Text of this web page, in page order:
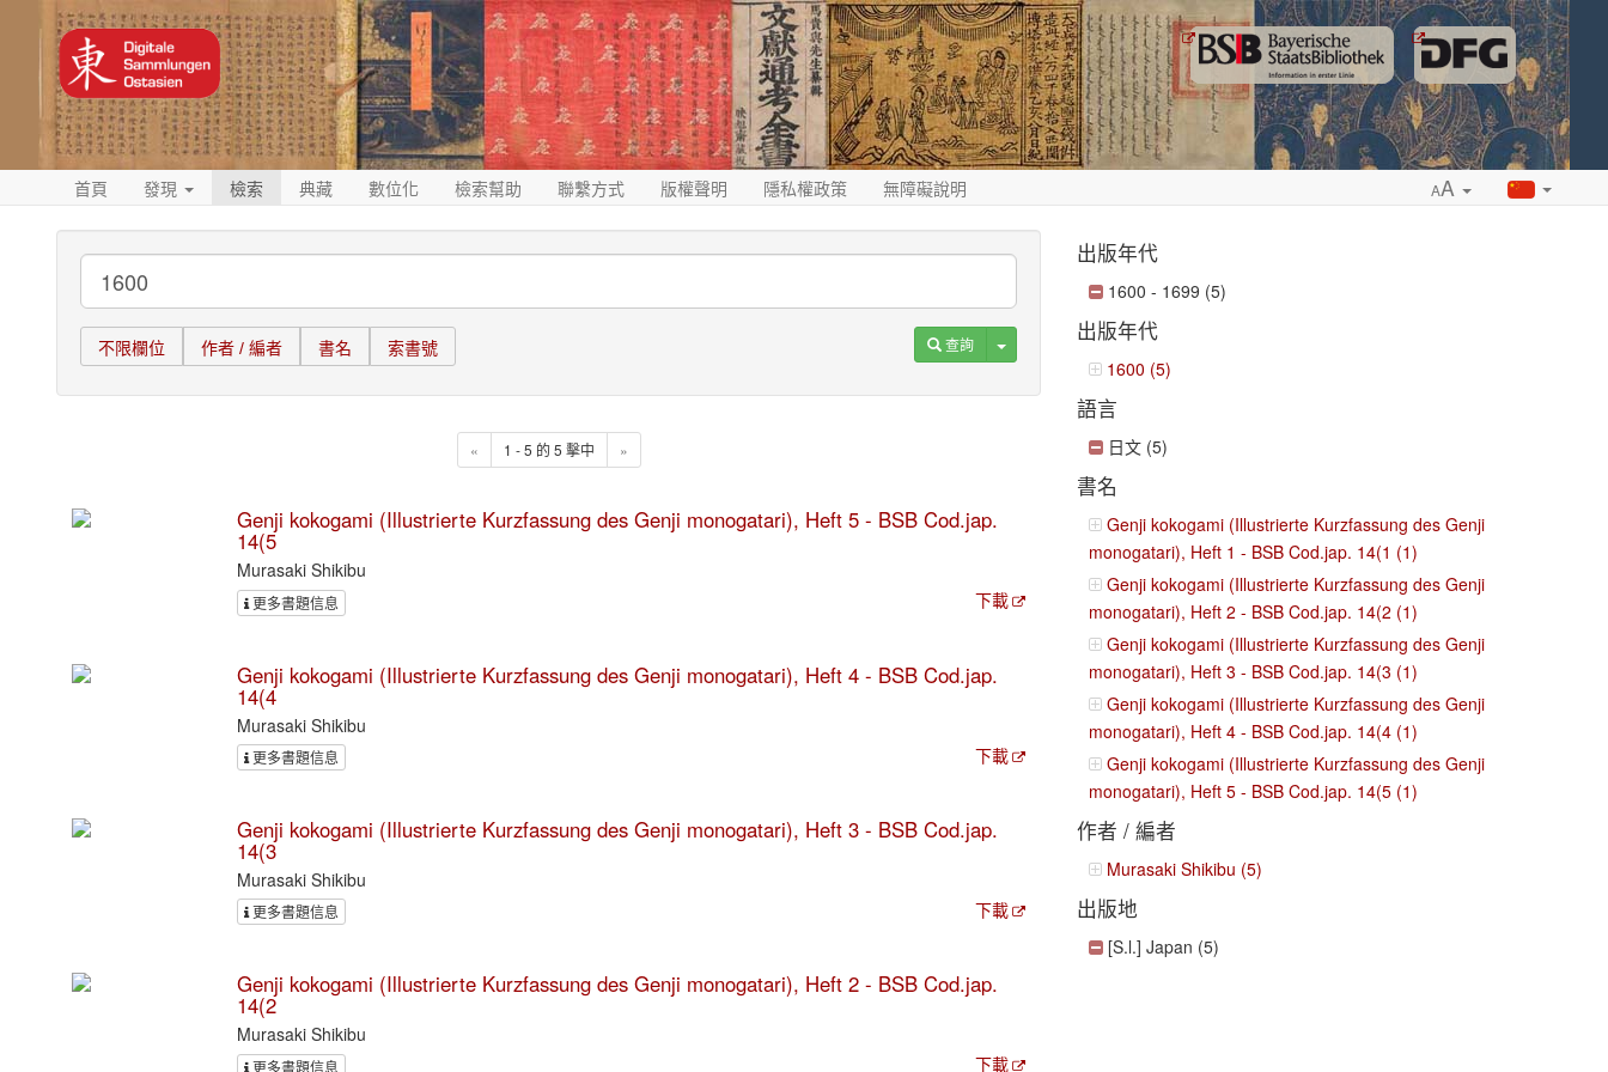
首頁 發現 檢索 典藏 數位化 檢索幫助 聯繫方式 版權聲明 隱私權政策 無障礙說明 AA
不限欄位 作者 / 編者 書名 索書號 查詢 Toggle Dropdown
« 1 - 5 的 5 擊中 »
Genji kokogami (Illustrierte Kurzfassung des Genji monogatari), Heft 5 - BSB Cod.jap.
14(5
Murasaki Shikibu
更多書題信息 下載
Genji kokogami (Illustrierte Kurzfassung des Genji monogatari), Heft 4 - BSB Cod.jap.
14(4
Murasaki Shikibu
更多書題信息 下載
Genji kokogami (Illustrierte Kurzfassung des Genji monogatari), Heft 3 - BSB Cod.jap.
14(3
Murasaki Shikibu
更多書題信息 下載
Genji kokogami (Illustrierte Kurzfassung des Genji monogatari), Heft 2 - BSB Cod.jap.
14(2
Murasaki Shikibu
更多書題信息 下載
出版年代
1600 - 1699 (5)
出版年代
1600 (5)
語言
日文 (5)
書名
Genji kokogami (Illustrierte Kurzfassung des Genji
monogatari), Heft 1 - BSB Cod.jap. 14(1 (1)
Genji kokogami (Illustrierte Kurzfassung des Genji
monogatari), Heft 2 - BSB Cod.jap. 14(2 (1)
Genji kokogami (Illustrierte Kurzfassung des Genji
monogatari), Heft 3 - BSB Cod.jap. 14(3 (1)
Genji kokogami (Illustrierte Kurzfassung des Genji
monogatari), Heft 4 - BSB Cod.jap. 14(4 (1)
Genji kokogami (Illustrierte Kurzfassung des Genji
monogatari), Heft 5 - BSB Cod.jap. 14(5 (1)
作者 / 編者
Murasaki Shikibu (5)
出版地
[S.l.] Japan (5)